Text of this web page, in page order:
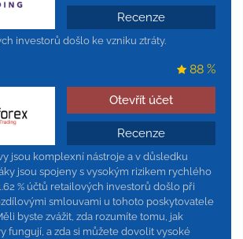
Recenze
investorů došlo ke vzniku ztráty.
Otevřít účet
Recenze
88 %
jsou komplexní nástroje a v důsledku
jsou spojeny s vysokým rizikem rychlého
% účtů retailových investorů došlo při
smlouvami u tohoto poskytovatele
byste zvážit, zda rozumíte tomu, jak
fungují, a zda si můžete dovolit vysoké